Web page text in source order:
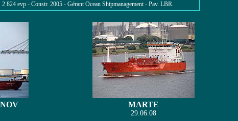
evp - Constr. 2005 - Gérant Ocean Shipmanagement - Pav. LBR.
MARTE
29.06.08